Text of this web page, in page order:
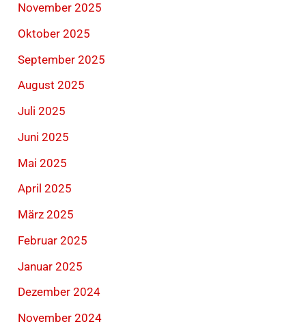
November 2025
Oktober 2025
September 2025
August 2025
Juli 2025
Juni 2025
Mai 2025
April 2025
März 2025
Februar 2025
Januar 2025
Dezember 2024
November 2024